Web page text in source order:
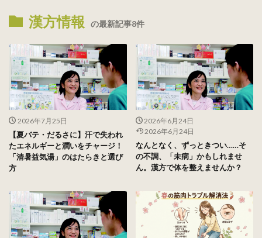
漢方情報 の最新記事8件
2026年7月25日
【夏バテ・だるさに】汗で失われ
たエネルギーと潤いをチャージ！
「清暑益気湯」のはたらきと選び
方
2026年6月24日
2026年6月24日
なんとなく、ずっときつい……そ
の不調、「未病」かもしれませ
ん。漢方で体を整えませんか？